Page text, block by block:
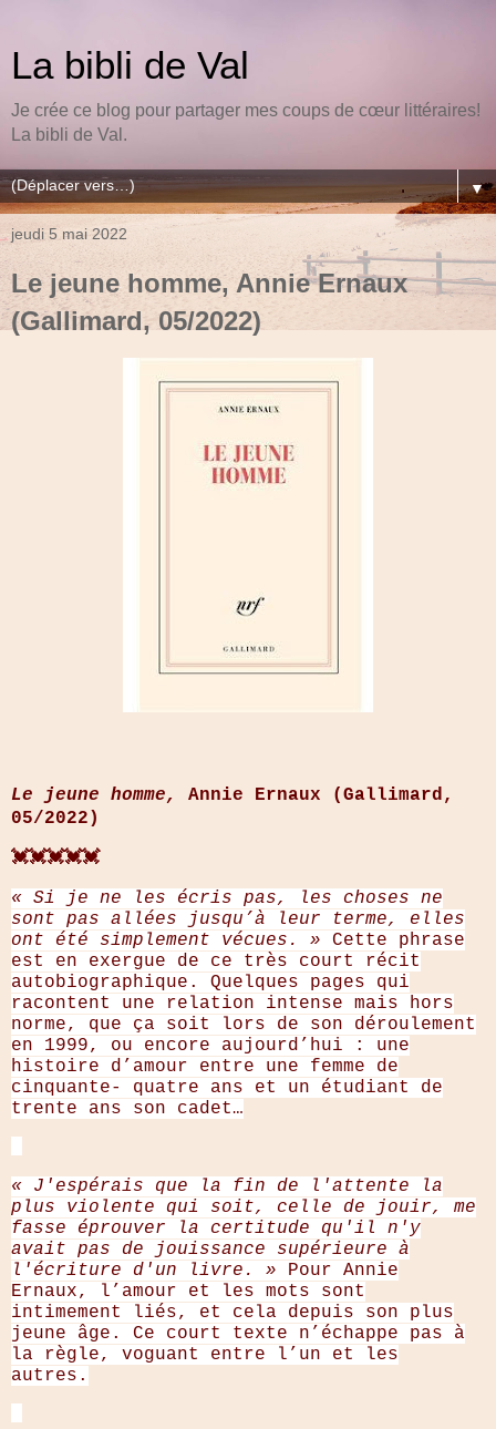
La bibli de Val
Je crée ce blog pour partager mes coups de cœur littéraires!
La bibli de Val.
▼
jeudi 5 mai 2022
Le jeune homme, Annie Ernaux
(Gallimard, 05/2022)
Le jeune homme, Annie Ernaux (Gallimard,
05/2022)
💓💓💓💓💓
« Si je ne les écris pas, les choses ne
sont pas allées jusqu’à leur terme, elles
ont été simplement vécues. » Cette phrase
est en exergue de ce très court récit
autobiographique. Quelques pages qui
racontent une relation intense mais hors
norme, que ça soit lors de son déroulement
en 1999, ou encore aujourd’hui : une
histoire d’amour entre une femme de
cinquante- quatre ans et un étudiant de
trente ans son cadet…
« J'espérais que la fin de l'attente la
plus violente qui soit, celle de jouir, me
fasse éprouver la certitude qu'il n'y
avait pas de jouissance supérieure à
l'écriture d'un livre. » Pour Annie
Ernaux, l’amour et les mots sont
intimement liés, et cela depuis son plus
jeune âge. Ce court texte n’échappe pas à
la règle, voguant entre l’un et les
autres.